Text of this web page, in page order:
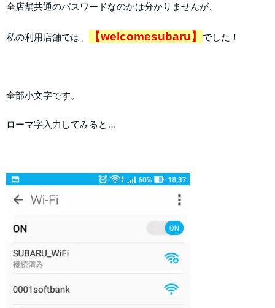
全店舗共通のパスワードなのかは分かりませんが、
私の利用店舗では、 【welcomesubaru】 でした！
全部小文字です。
ローマ字入力してみると…